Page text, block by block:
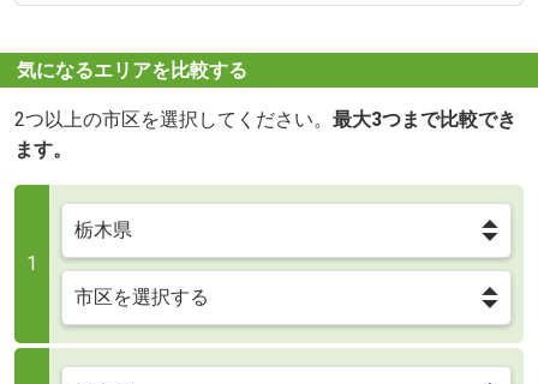
気になるエリアを比較する
2つ以上の市区を選択してください。 最大3つまで比較でき
ます。
1